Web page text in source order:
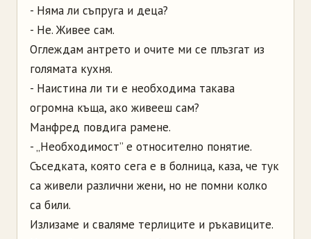
- Няма ли съпруга и деца?
- Не. Живее сам.
Оглеждам антрето и очите ми се плъзгат из
голямата кухня.
- Наистина ли ти е необходима такава
огромна къща, ако живееш сам?
Манфред повдига рамене.
- „Необходимост” е относително понятие.
Съседката, която сега е в болница, каза, че тук
са живели различни жени, но не помни колко
са били.
Излизаме и сваляме терлиците и ръкавиците.